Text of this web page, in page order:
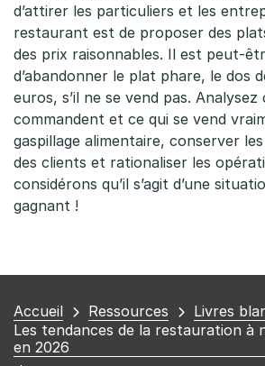
d’attirer les particuliers et les
restaurant est de proposer des
des prix raisonnables. Il est peut-
d’abandonner le plat phare, le dos
euros, s’il ne se vend pas.
commandent et ce qui se vend
gaspillage alimentaire, conserver
des clients et rationaliser les
considérons qu’il s’agit d’une
gagnant !
Vous
êtes
ici
Accueil Ressources
Livres
Les tendances de la restauration à
en 2026